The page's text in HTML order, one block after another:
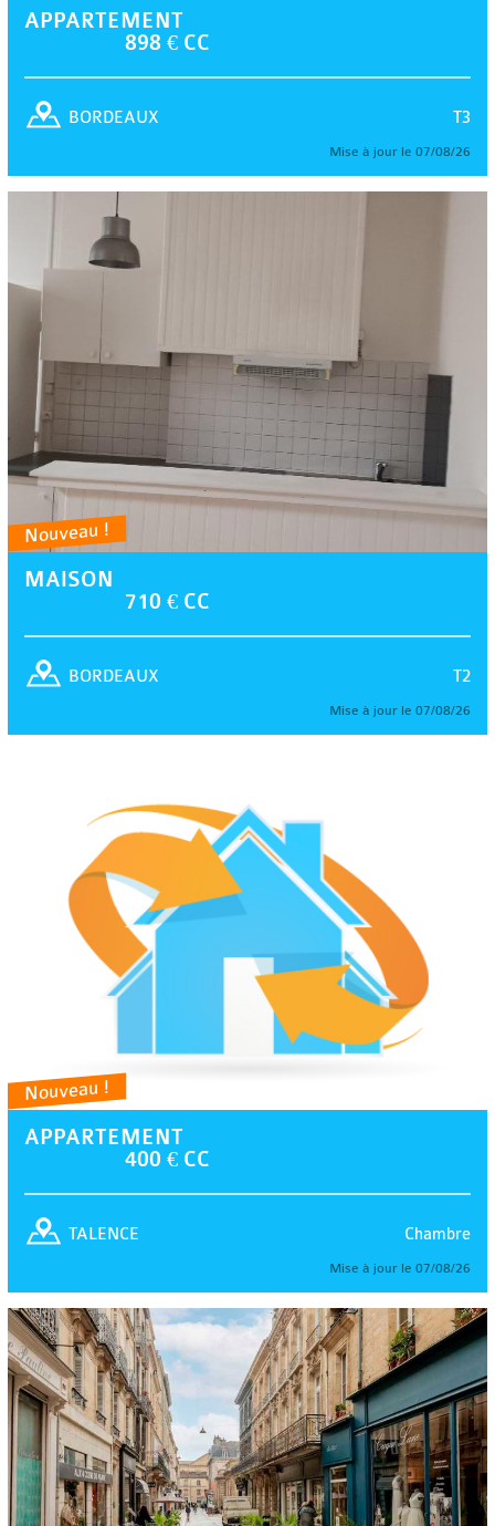
APPARTEMENT
898 € CC
T3
BORDEAUX
Mise à jour le 07/08/26
Nouveau !
MAISON
710 € CC
T2
BORDEAUX
Mise à jour le 07/08/26
Nouveau !
APPARTEMENT
400 € CC
Chambre
TALENCE
Mise à jour le 07/08/26